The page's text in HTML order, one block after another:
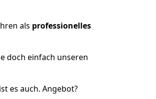
als professionelles
doch einfach unseren
es auch. Angebot?